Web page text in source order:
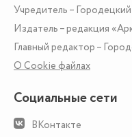
Учредитель –
Издатель – редакция
Главный редактор –
О Сookie файлах
Социальные сети
ВКонтакте